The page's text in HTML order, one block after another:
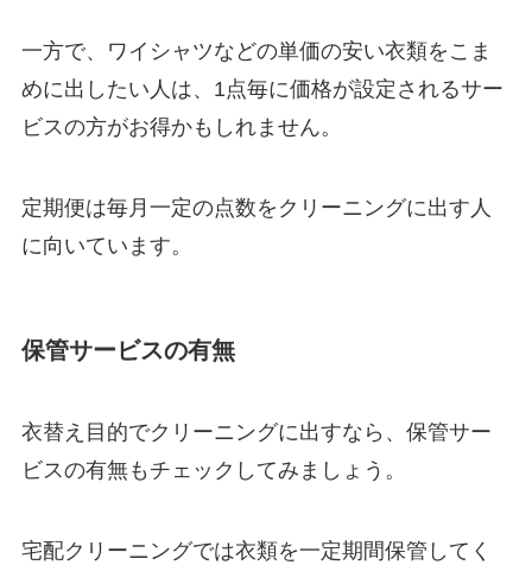
一方で、ワイシャツなどの単価の安い衣類をこま
めに出したい人は、1点毎に価格が設定されるサー
ビスの方がお得かもしれません。
定期便は毎月一定の点数をクリーニングに出す人
に向いています。
保管サービスの有無
衣替え目的でクリーニングに出すなら、保管サー
ビスの有無もチェックしてみましょう。
宅配クリーニングでは衣類を一定期間保管してく